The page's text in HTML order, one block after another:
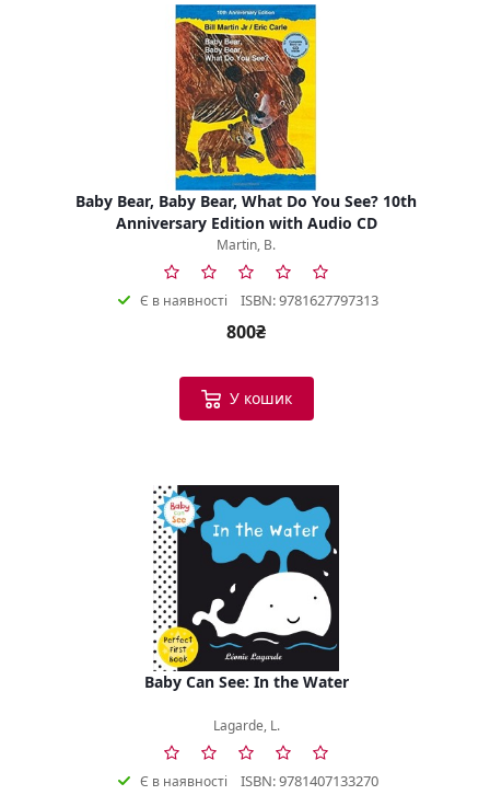
Baby Bear, Baby Bear, What Do You See? 10th
Anniversary Edition with Audio CD
Martin, B.
Є в наявності ISBN: 9781627797313
800₴
У кошик
Baby Can See: In the Water
Lagarde, L.
Є в наявності ISBN: 9781407133270